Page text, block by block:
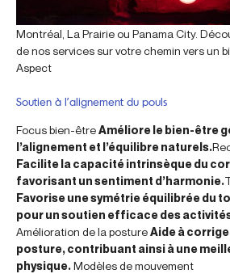
Montréal, La Prairie ou Panama City.
de nos services sur votre chemin vers un
Aspect
Soutien à l’alignement du pouls
Focus bien-êtreAméliore le bien-être
l’alignement et l’équilibre naturels.
Facilite la capacité intrinsèque du
favorisant un sentiment d’harmonie.
Favorise une symétrie équilibrée du
pour un soutien efficace des
Amélioration de la postureAide à
posture, contribuant ainsi à une
physique.Modèles de mouvement